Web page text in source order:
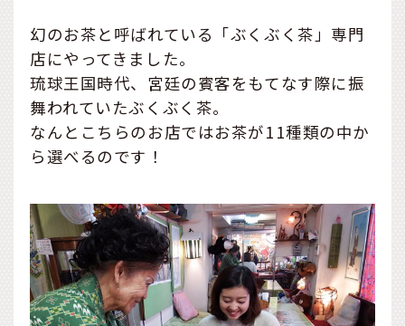
幻のお茶と呼ばれている「ぶくぶく茶」専門
店にやってきました。
琉球王国時代、宮廷の賓客をもてなす際に振
舞われていたぶくぶく茶。
なんとこちらのお店ではお茶が11種類の中か
ら選べるのです！